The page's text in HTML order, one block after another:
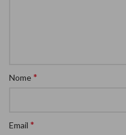
Nome*
Email *